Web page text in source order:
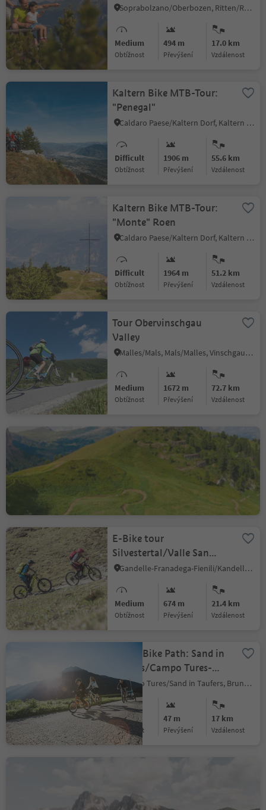
Horn
Soprabolzano/Oberbozen, Ritten/Renon, Bolzano/Bozen and environs
Medium
Obtížnost
494 m
Převýšení
17.0 km
vzdálenost
Kaltern Bike MTB-Tour:
"Penegal"
Caldaro Paese/Kaltern Dorf, Kaltern an der Weinstraße/Caldaro sulla Strada del Vino, Alto Adige Wine Road
Difficult
Obtížnost
1906 m
Převýšení
55.6 km
vzdálenost
Kaltern Bike MTB-Tour:
"Monte" Roen
Caldaro Paese/Kaltern Dorf, Kaltern an der Weinstraße/Caldaro sulla Strada del Vino, Alto Adige Wine Road
Difficult
Obtížnost
1964 m
Převýšení
51.2 km
vzdálenost
Tour Obervinschgau
Valley
Malles/Mals, Mals/Malles, Vinschgau/Val Venosta
Medium
Obtížnost
1672 m
Převýšení
72.7 km
vzdálenost
Cir Tiera
Medium
Obtížnost
1.4 km
vzdálenost
E-Bike tour
Silvestertal/Valle San
Silvestro valley
Gandelle-Franadega-Fienili/Kandellen-Frondeigen-Stadlern, Toblach/Dobbiaco, Dolomites Region 3 Zinnen
Medium
Obtížnost
674 m
Převýšení
21.4 km
vzdálenost
Valley Bike Path: Sand in
Taufers/Campo Tures-
Bruneck/Brunico
Campo Tures/Sand in Taufers, Bruneck/Brunico, Dolomites Region Kronplatz/Plan de Corones
Easy
Obtížnost
47 m
Převýšení
17 km
vzdálenost